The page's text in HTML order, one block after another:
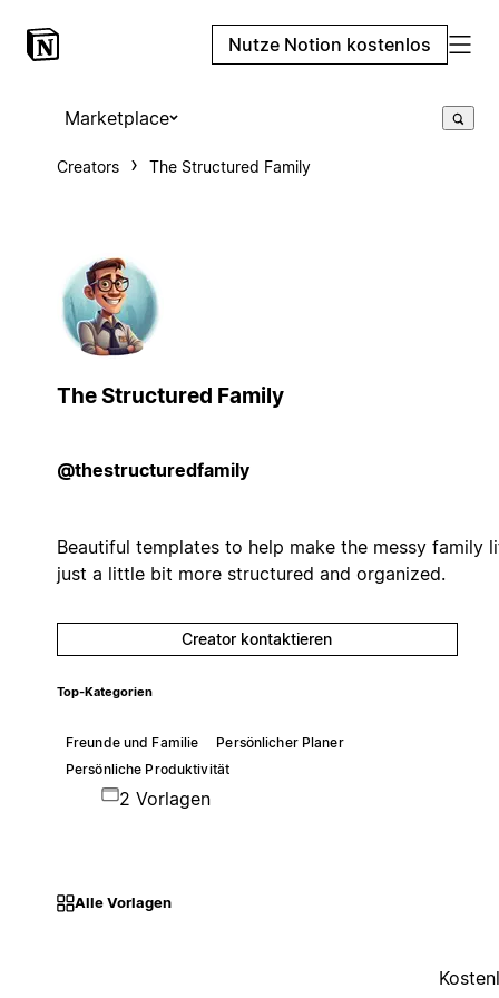
Nutze Notion kostenlos
Marketplace
Creators The Structured Family
The Structured Family
@thestructuredfamily
Beautiful templates to help make the messy family
just a little bit more structured and organized.
Creator kontaktieren
Top-Kategorien
Freunde und Familie
Persönlicher Planer
Persönliche Produktivität
2 Vorlagen
Alle Vorlagen